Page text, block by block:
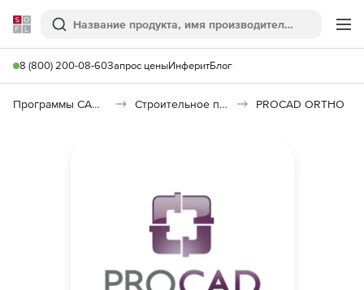
Softline
Поиск
8 (800) 200-08-60Запрос ценыИнферитБлог
Программы САПР и ГИС Строительное программное обеспечение PROCAD ORTHO